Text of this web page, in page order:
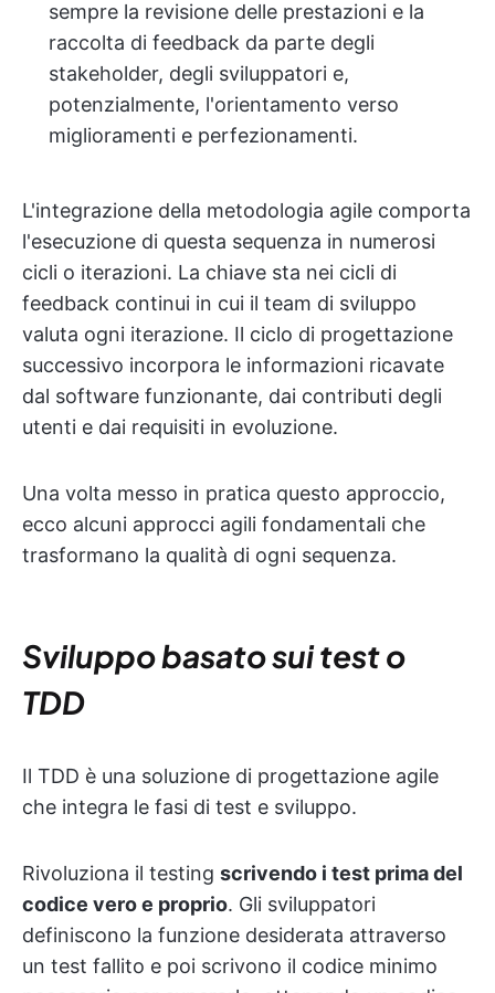
sempre la revisione delle prestazioni e la
raccolta di feedback da parte degli
stakeholder, degli sviluppatori e,
potenzialmente, l'orientamento verso
miglioramenti e perfezionamenti.
L'integrazione della metodologia agile comporta
l'esecuzione di questa sequenza in numerosi
cicli o iterazioni. La chiave sta nei cicli di
feedback continui in cui il team di sviluppo
valuta ogni iterazione. Il ciclo di progettazione
successivo incorpora le informazioni ricavate
dal software funzionante, dai contributi degli
utenti e dai requisiti in evoluzione.
Una volta messo in pratica questo approccio,
ecco alcuni approcci agili fondamentali che
trasformano la qualità di ogni sequenza.
Sviluppo basato sui test o
TDD
Il TDD è una soluzione di progettazione agile
che integra le fasi di test e sviluppo.
Rivoluziona il testing scrivendo i test prima del
codice vero e proprio. Gli sviluppatori
definiscono la funzione desiderata attraverso
un test fallito e poi scrivono il codice minimo